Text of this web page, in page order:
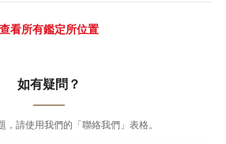
查看所有鑑定所位置
如有疑問？
，請使用我們的「聯絡我們」表格。